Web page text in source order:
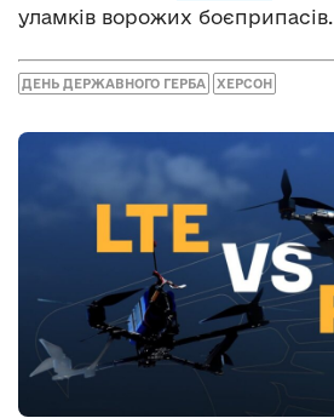
уламків ворожих боєприпасів.
ДЕНЬ ДЕРЖАВНОГО ГЕРБА ХЕРСОН